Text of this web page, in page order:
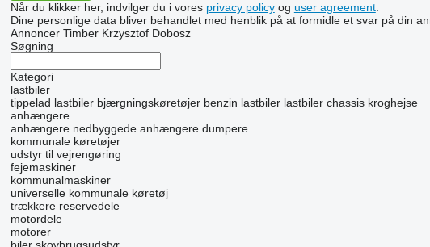
Når du klikker her, indvilger du i vores privacy policyog user agreement.
Dine personlige data bliver behandlet med henblik på at formidle et svar på din
Annoncer Timber Krzysztof Dobosz
Søgning
Kategori
lastbiler
tippelad lastbiler bjærgningskøretøjer benzin lastbiler lastbiler chassis kroghejse
anhængere
anhængere nedbyggede anhængere dumpere
kommunale køretøjer
udstyr til vejrengøring
fejemaskiner
kommunalmaskiner
universelle kommunale køretøj
trækkere reservedele
motordele
motorer